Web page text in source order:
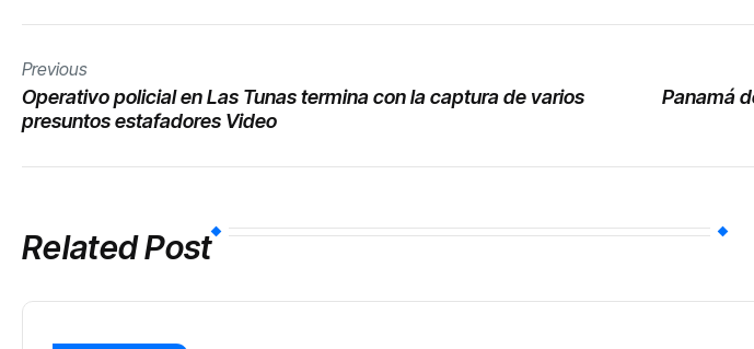
Previous
Operativo policial en Las Tunas termina con la captura de varios
presuntos estafadores Video
Panamá
Related Post